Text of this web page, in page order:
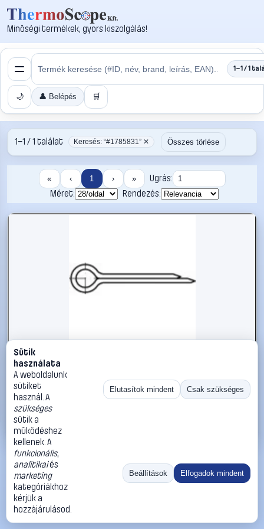
Minőségi termékek, gyors kiszolgálás!
1–1 / 1
🌙 👤 Belépés 🛒
1–1 / 1 találat Keresés: “#1785831” ✕ Összes törlése
« ‹ 1 › »
Ugrás:
Méret:
Rendezés:
#1785831
Sasszeg TOOLCRAFT DIN 94 A 4, méret: 6,3 x 80 mm 25 db
TOOLCRAFT
10 990 Ft
Kosárba
«
Méret:
Rendezés:
©2026
ThermoScope
Cégbemutató
Sütik
használata
A weboldalunk
sütiket
használ. A
szükséges
sütik a
működéshez
kellenek. A
funkcionális,
analitikaiés
marketing
kategóriákhoz
kérjük a
hozzájárulásod.
Elutasítok mindent Csak szükséges
Beállítások Elfogadok mindent